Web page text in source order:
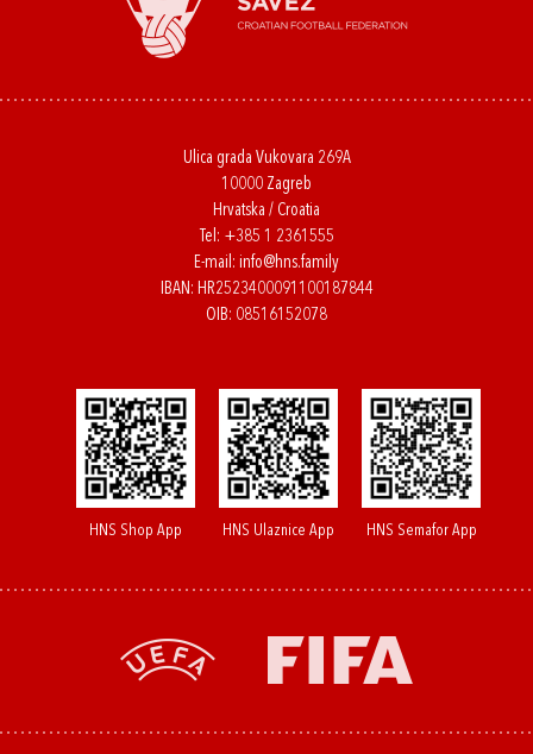
Ulica grada Vukovara 269A
10000 Zagreb
Hrvatska / Croatia
Tel: +385 1 2361555
E-mail: info@hns.family
IBAN: HR2523400091100187844
OIB: 08516152078
HNS Shop App HNS Ulaznice App HNS Semafor App